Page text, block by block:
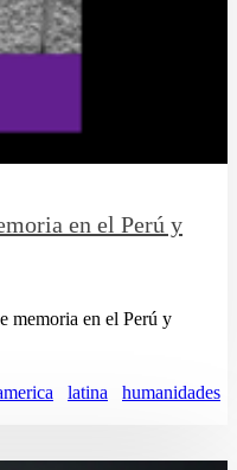
en el Perú y
memoria en el Perú y
latina
humanidades